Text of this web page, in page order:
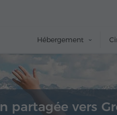
Hébergement
partagée vers